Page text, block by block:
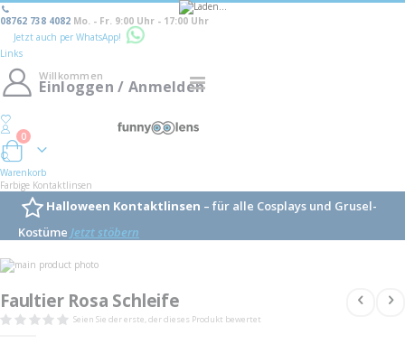
08762 738 4082 Mo. - Fr. 9:00 Uhr - 17:00 Uhr
Jetzt auch per WhatsApp!
Links
Navigation
Willkommen
Einloggen / Anmelden
Warenkorb
0
Warenkorb
Farbige Kontaktlinsen
Halloween Kontaktlinsen – für alle Cosplays und Grusel-
Kostüme Jetzt stöbern
Skip
to
end
of
the
the
beginning
Faultier Rosa Schleife
Seien Sie der erste, der dieses Produkt bewertet